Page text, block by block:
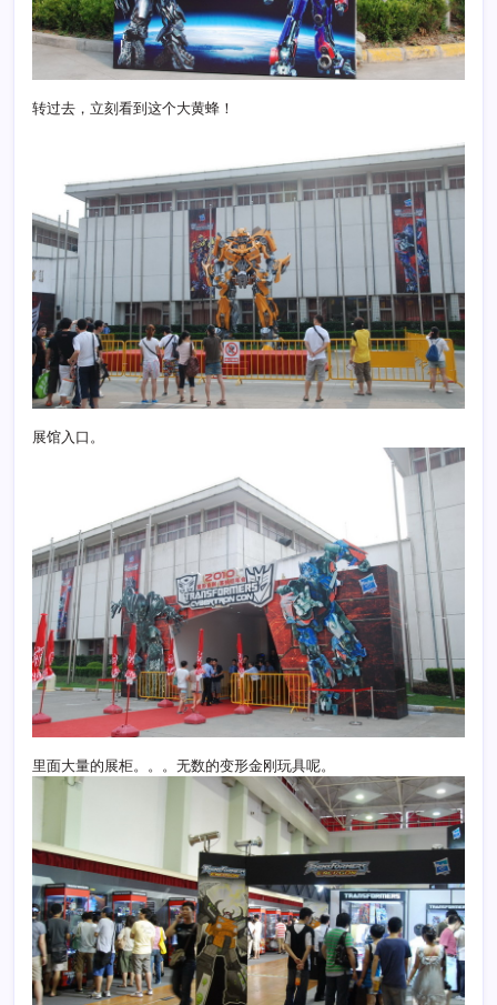
转过去，立刻看到这个大黄蜂！
展馆入口。
里面大量的展柜。。。无数的变形金刚玩具呢。